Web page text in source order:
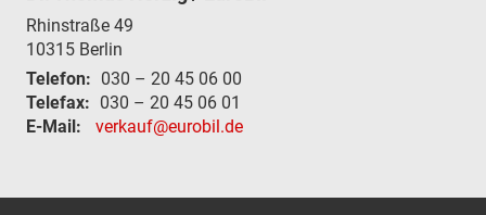
Rhinstraße 49
10315 Berlin
Telefon: 030 – 20 45 06 00
Telefax: 030 – 20 45 06 01
E-Mail:
verkauf@eurobil.de